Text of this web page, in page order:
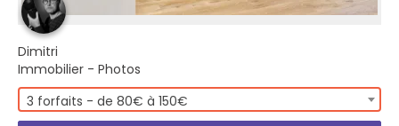
Dimitri
Immobilier - Photos
3 forfaits - de 80€ à 150€